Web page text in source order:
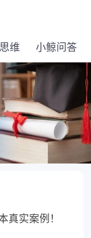
维 小鲸问答
真实案例！